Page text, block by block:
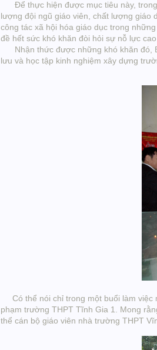
Để thực hiện được mục tiêu này, trong
lượng đội ngũ giáo viên, chất lượng giáo
công tác xã hội hóa giáo dục trong
đề hết sức khó khăn đòi hỏi sự nỗ lực
Nhận thức được những khó khăn đó,
lưu và học tập kinh nghiệm xây dựng
Có thể nói chỉ trong một buổi làm việc
phạm trường THPT Tĩnh Gia 1. Mong
thể cán bộ giáo viên nhà trường THPT